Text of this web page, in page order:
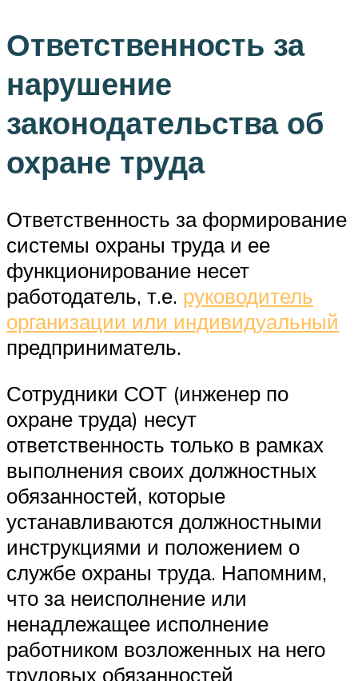
Ответственность за
нарушение
законодательства об
охране труда
Ответственность за формирование
системы охраны труда и ее
функционирование несет
работодатель, т.е. руководитель
организации или индивидуальный
предприниматель.
Сотрудники СОТ (инженер по
охране труда) несут
ответственность только в рамках
выполнения своих должностных
обязанностей, которые
устанавливаются должностными
инструкциями и положением о
службе охраны труда. Напомним,
что за неисполнение или
ненадлежащее исполнение
работником возложенных на него
трудовых обязанностей